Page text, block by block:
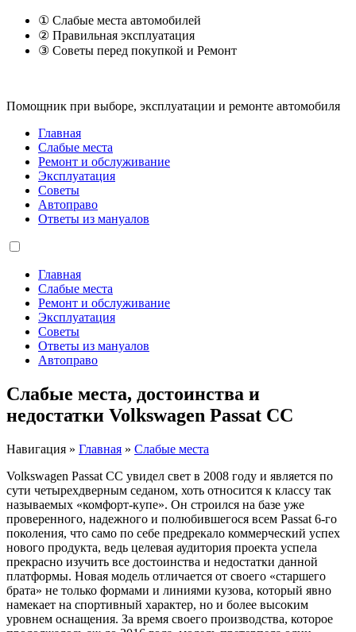
① Слабые места автомобилей
② Правильная эксплуатация
③ Советы перед покупкой и Ремонт
Помощник при выборе, эксплуатации и ремонте автомобиля
Главная
Слабые места
Ремонт и обслуживание
Эксплуатация
Советы
Автоправо
Ответы из мануалов
Главная
Слабые места
Ремонт и обслуживание
Эксплуатация
Советы
Ответы из мануалов
Автоправо
Слабые места, достоинства и
недостатки Volkswagen Passat CC
Навигация » Главная » Слабые места
Volkswagen Passat CC увидел свет в 2008 году и является по
сути четырехдверным седаном, хоть относится к классу так
называемых «комфорт-купе». Он строился на базе уже
проверенного, надежного и полюбившегося всем Passat 6-го
поколения, что само по себе предрекало коммерческий успех
нового продукта, ведь целевая аудитория проекта успела
прекрасно изучить все достоинства и недостатки данной
платформы. Новая модель отличается от своего «старшего
брата» не только формами и линиями кузова, который явно
намекает на спортивный характер, но и более высоким
уровнем оснащения. За время своего производства, которое